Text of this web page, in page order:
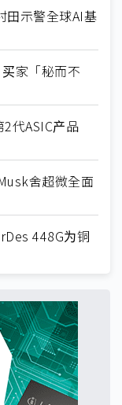
示警全球AI基
家「秘而不
代ASIC产品
舍超微全面
448G为铜